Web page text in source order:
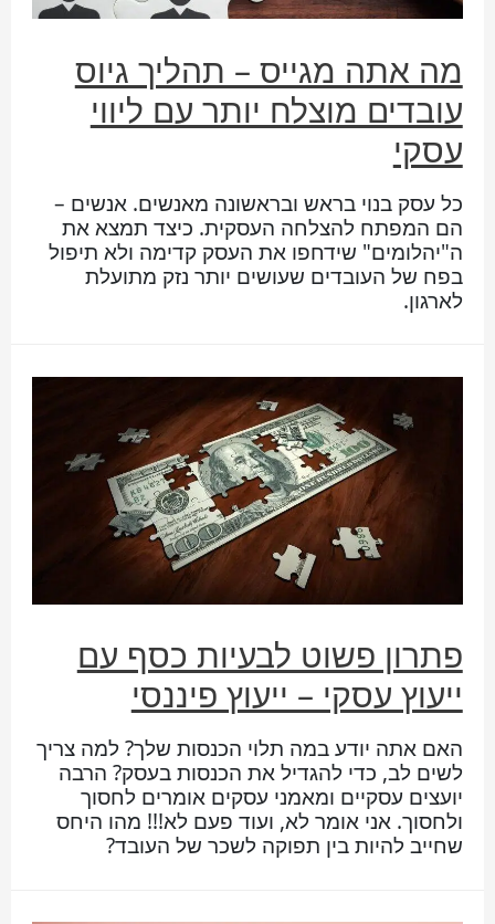
מה אתה מגייס – תהליך גיוס
עובדים מוצלח יותר עם ליווי
עסקי
כל עסק בנוי בראש ובראשונה מאנשים. אנשים –
הם המפתח להצלחה העסקית. כיצד תמצא את
ה"יהלומים" שידחפו את העסק קדימה ולא תיפול
בפח של העובדים שעושים יותר נזק מתועלת
לארגון.
פתרון פשוט לבעיות כסף עם
ייעוץ עסקי – ייעוץ פיננסי
האם אתה יודע במה תלוי הכנסות שלך? למה צריך
לשים לב, כדי להגדיל את הכנסות בעסק? הרבה
יועצים עסקיים ומאמני עסקים אומרים לחסוך
ולחסוך. אני אומר לא, ועוד פעם לא!!! מהו היחס
שחייב להיות בין תפוקה לשכר של העובד?